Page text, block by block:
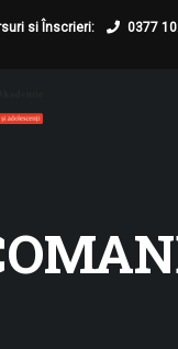
si Înscrieri: 0377